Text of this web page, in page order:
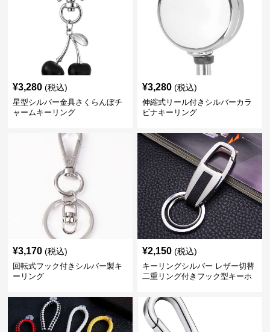
¥3,280 (税込)
星型シルバー金具さくらんぼチ
ャームキーリング
¥3,280 (税込)
伸縮式リール付きシルバーカラ
ビナキーリング
¥3,170 (税込)
回転式フック付きシルバー製キ
ーリング
¥2,150 (税込)
キーリングシルバー レザー切替
二重リング付きフック型キーホ